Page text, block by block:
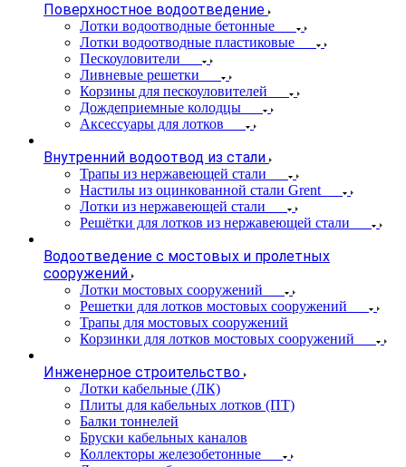
Поверхностное водоотведение
Лотки водоотводные бетонные
Лотки водоотводные пластиковые
Пескоуловители
Ливневые решетки
Корзины для пескоуловителей
Дождеприемные колодцы
Аксессуары для лотков
Внутренний водоотвод из стали
Трапы из нержавеющей стали
Настилы из оцинкованной стали Grent
Лотки из нержавеющей стали
Решётки для лотков из нержавеющей стали
Водоотведение с мостовых и пролетных
сооружений
Лотки мостовых сооружений
Решетки для лотков мостовых сооружений
Трапы для мостовых сооружений
Корзинки для лотков мостовых сооружений
Инженерное строительство
Лотки кабельные (ЛК)
Плиты для кабельных лотков (ПТ)
Балки тоннелей
Бруски кабельных каналов
Коллекторы железобетонные